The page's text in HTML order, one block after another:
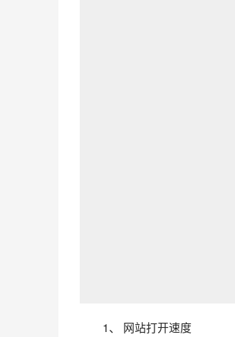
1、 网站打开速度